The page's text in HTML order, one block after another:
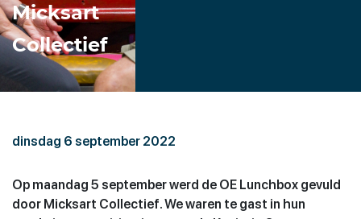
Micksart
Collectief
dinsdag 6 september 2022
Op maandag 5 september werd de OE Lunchbox gevuld
door Micksart Collectief. We waren te gast in hun